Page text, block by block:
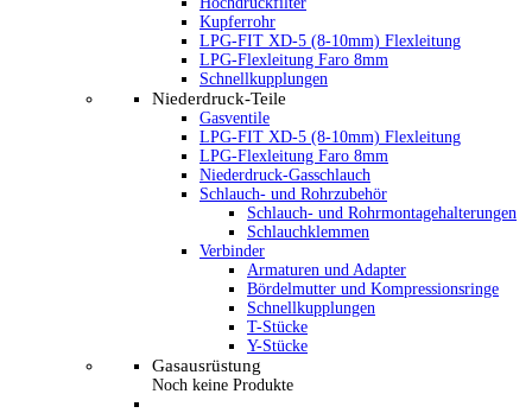
Kupferrohr
LPG-FIT XD-5 (8-10mm) Flexleitung
LPG-Flexleitung Faro 8mm
Schnellkupplungen
Niederdruck-Teile
Gasventile
LPG-FIT XD-5 (8-10mm) Flexleitung
LPG-Flexleitung Faro 8mm
Niederdruck-Gasschlauch
Schlauch- und Rohrzubehör
Schlauch- und Rohrmontagehalterungen
Schlauchklemmen
Verbinder
Armaturen und Adapter
Bördelmutter und Kompressionsringe
Schnellkupplungen
T-Stücke
Y-Stücke
Gasausrüstung
Noch keine Produkte